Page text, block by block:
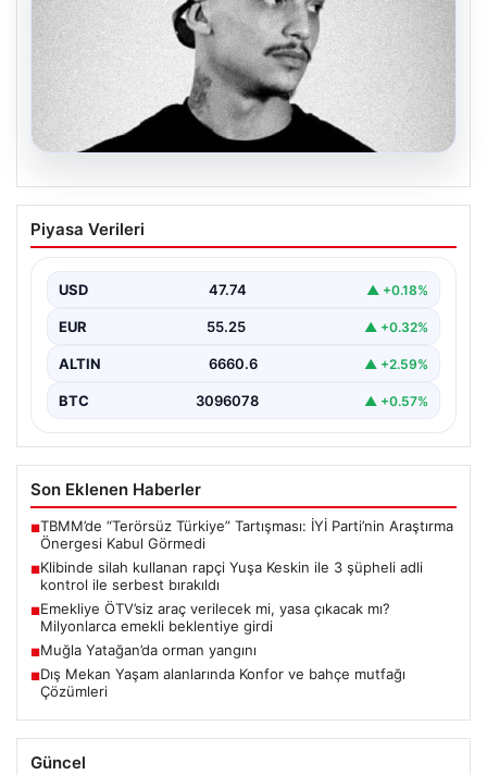
06.08.2026
Klibinde silah kullanan rapçi Yuşa
Keskin ile 3 şüpheli adli kontrol ile
Piyasa Verileri
USD 47.74 ▲ +0.18%
EUR 55.25 ▲ +0.32%
ALTIN 6660.6 ▲ +2.59%
BTC 3096078 ▲ +0.57%
Son Eklenen Haberler
■TBMM’de “Terörsüz Türkiye” Tartışması: İYİ Parti’nin Araştırma
Önergesi Kabul Görmedi
■Klibinde silah kullanan rapçi Yuşa Keskin ile 3 şüpheli adli
kontrol ile serbest bırakıldı
■Emekliye ÖTV’siz araç verilecek mi, yasa çıkacak mı?
Milyonlarca emekli beklentiye girdi
■Muğla Yatağan’da orman yangını
■Dış Mekan Yaşam alanlarında Konfor ve bahçe mutfağı
Çözümleri
Güncel